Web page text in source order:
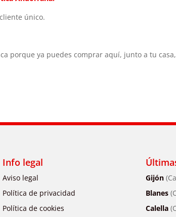
único.
porque ya puedes comprar aquí, junto a tu
Info legal
Aviso legal
Política de privacidad
Política de cookies
Gijón
Blanes
Calella